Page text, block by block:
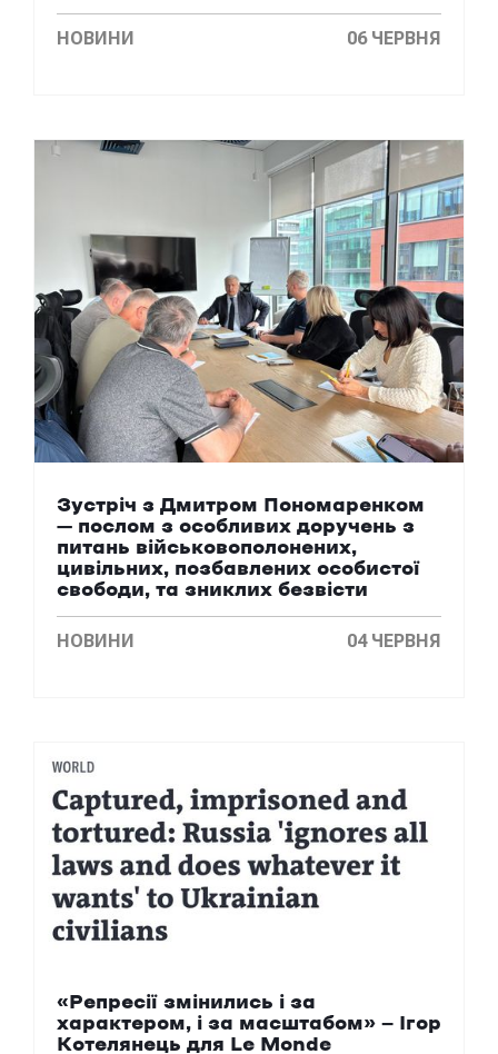
НОВИНИ 06 ЧЕРВНЯ
Зустріч з Дмитром Пономаренком
– послом з особливих доручень з
питань військовополонених,
цивільних, позбавлених особистої
свободи, та зниклих безвісти
НОВИНИ 04 ЧЕРВНЯ
«Репресії змінились і за
характером, і за масштабом» — Ігор
Котелянець для Le Monde